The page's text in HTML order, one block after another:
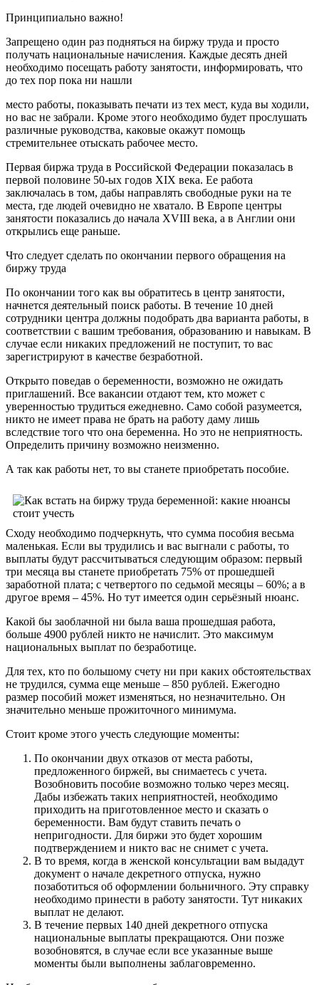
Принципиально важно!
Запрещено один раз подняться на биржу труда и просто
получать национальные начисления. Каждые десять дней
необходимо посещать работу занятости, информировать, что
до тех пор пока ни нашли
место работы, показывать печати из тех мест, куда вы ходили,
но вас не забрали. Кроме этого необходимо будет прослушать
различные руководства, каковые окажут помощь
стремительнее отыскать рабочее место.
Первая биржа труда в Российской Федерации показалась в
первой половине 50-ых годов XIX века. Ее работа
заключалась в том, дабы направлять свободные руки на те
места, где людей очевидно не хватало. В Европе центры
занятости показались до начала XVIII века, а в Англии они
открылись еще раньше.
Что следует сделать по окончании первого обращения на
биржу труда
По окончании того как вы обратитесь в центр занятости,
начнется деятельный поиск работы. В течение 10 дней
сотрудники центра должны подобрать два варианта работы, в
соответствии с вашим требования, образованию и навыкам. В
случае если никаких предложений не поступит, то вас
зарегистрируют в качестве безработной.
Открыто поведав о беременности, возможно не ожидать
приглашений. Все вакансии отдают тем, кто может с
уверенностью трудиться ежедневно. Само собой разумеется,
никто не имеет права не брать на работу даму лишь
вследствие того что она беременна. Но это не неприятность.
Определить причину возможно неизменно.
А так как работы нет, то вы станете приобретать пособие.
Сходу необходимо подчеркнуть, что сумма пособия весьма
маленькая. Если вы трудились и вас выгнали с работы, то
выплаты будут рассчитываться следующим образом: первый
три месяца вы станете приобретать 75% от прошедшей
заработной плата; с четвертого по седьмой месяцы – 60%; а в
другое время – 45%. Но тут имеется один серьёзный нюанс.
Какой бы заоблачной ни была ваша прошедшая работа,
больше 4900 рублей никто не начислит. Это максимум
национальных выплат по безработице.
Для тех, кто по большому счету ни при каких обстоятельствах
не трудился, сумма еще меньше – 850 рублей. Ежегодно
размер пособий может изменяться, но незначительно. Он
значительно меньше прожиточного минимума.
Стоит кроме этого учесть следующие моменты:
По окончании двух отказов от места работы,
предложенного биржей, вы снимаетесь с учета.
Возобновить пособие возможно только через месяц.
Дабы избежать таких неприятностей, необходимо
приходить на приготовленное место и сказать о
беременности. Вам будут ставить печать о
непригодности. Для биржи это будет хорошим
подтверждением и никто вас не снимет с учета.
В то время, когда в женской консультации вам выдадут
документ о начале декретного отпуска, нужно
позаботиться об оформлении больничного. Эту справку
необходимо принести в работу занятости. Тут никаких
выплат не делают.
В течение первых 140 дней декретного отпуска
национальные выплаты прекращаются. Они позже
возобновятся, в случае если все указанные выше
моменты были выполнены заблаговременно.